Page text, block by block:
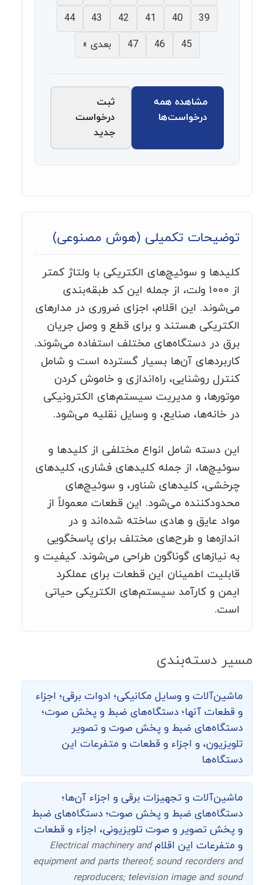
39
40
41
42
43
44
45
46
47 بعدی »
مشاهده همه
درخواست‌ها
ثبت
درخواست
جدید
توضیحات تکمیلی (هوش مصنوعی)
کلیدها و سوئیچ‌های الکتریکی با ولتاژ کمتر
از ۱۰۰۰ ولت، از جمله این کد طبقه‌بندی
می‌شوند. این اقلام، اجزای ضروری در مدارهای
الکتریکی هستند و برای قطع و وصل جریان
برق در دستگاه‌های مختلف استفاده می‌شوند.
کاربردهای آن‌ها بسیار گسترده است و شامل
کنترل روشنایی، راه‌اندازی و خاموش کردن
موتورها، و مدیریت سیستم‌های الکترونیکی
در خانه‌ها، صنایع، و وسایل نقلیه می‌شود.
این دسته شامل انواع مختلفی از کلیدها و
سوئیچ‌ها، از جمله کلیدهای فشاری، کلیدهای
چرخشی، کلیدهای شناور، و سوئیچ‌های
محدودکننده می‌شود. این قطعات معمولاً از
مواد عایق و هادی ساخته شده‌اند و در
اندازه‌ها و طرح‌های مختلف برای پاسخگویی
به نیازهای گوناگون طراحی می‌شوند. کیفیت و
قابلیت اطمینان این قطعات برای عملکرد
ایمن و کارآمد سیستم‌های الکتریکی حیاتی
است.
مسیر دسته‌بندی
ماشین‌‌آلات و وسایل مکانیکی؛ ادوات برقی؛ اجزاء
و قطعات آنها؛ دستگاه‌های ضبط و پخش صوت؛
دستگاه‌های ضبط و پخش صوت و تصویر
تلویزیون، و اجزاء و قطعات و متفرعات این
دستگاه‌ها
ماشین‌آلات و تجهیزات برقی و اجزاء آن‌ها؛
دستگاه‌های ضبط و پخش صوت؛ دستگاه‌های ضبط
و پخش تصویر و صوت تلویزیونی، اجزاء و قطعات
و متفرعات این اقلامElectrical machinery and
equipment and parts thereof; sound recorders and
reproducers; television image and sound